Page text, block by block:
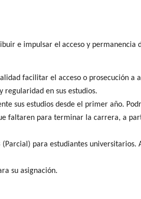
e impulsar el acceso y permanencia
facilitar el acceso o prosecución a
regularidad en sus estudios.
sus estudios desde el primer año.
faltaren para terminar la carrera, a
para estudiantes universitarios.
su asignación.